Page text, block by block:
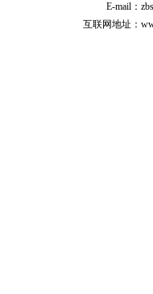
E-mail：
互联网地址：